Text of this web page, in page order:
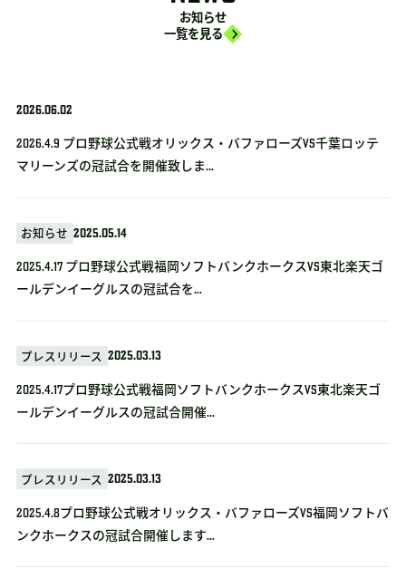
お知らせ
一覧を見る
2026.06.02
2026.4.9 プロ野球公式戦オリックス・バファローズvs千葉ロッテ
マリーンズの冠試合を開催致しま...
お知らせ 2025.05.14
2025.4.17 プロ野球公式戦福岡ソフトバンクホークスVS東北楽天ゴ
ールデンイーグルスの冠試合を...
プレスリリース 2025.03.13
2025.4.17プロ野球公式戦福岡ソフトバンクホークスVS東北楽天ゴ
ールデンイーグルスの冠試合開催...
プレスリリース 2025.03.13
2025.4.8プロ野球公式戦オリックス・バファローズvs福岡ソフトバ
ンクホークスの冠試合開催します...